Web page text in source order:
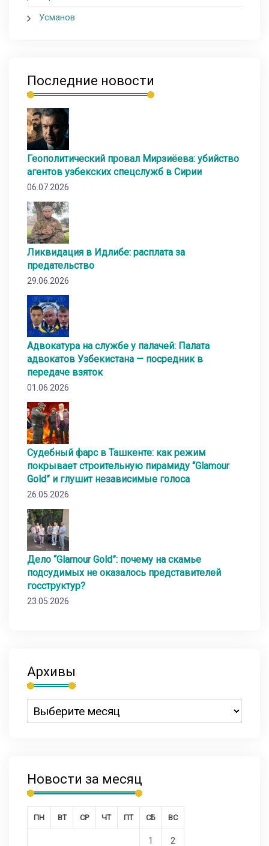
Усманов
Последние новости
Геополитический провал Мирзиёева: убийство
агентов узбекских спецслужб в Сирии
06.07.2026
Ликвидация в Идлибе: расплата за
предательство
29.06.2026
Адвокатура на службе у палачей: Палата
адвокатов Узбекистана — посредник в
передаче взяток
01.06.2026
Судебный фарс в Ташкенте: как режим
покрывает строительную пирамиду “Glamour
Gold” и глушит независимые голоса
26.05.2026
Дело “Glamour Gold”: почему на скамье
подсудимых не оказалось представителей
госструктур?
23.05.2026
Архивы
Новости за месяц
ПН ВТ СР ЧТ ПТ СБ ВС
1 2